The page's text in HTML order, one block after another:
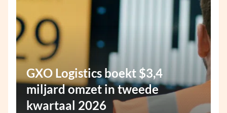
GXO Logistics boekt $3,4
miljard omzet in tweede
kwartaal 2026